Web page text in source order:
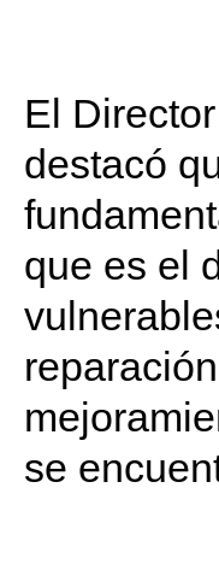
El
destacó
que es el
se